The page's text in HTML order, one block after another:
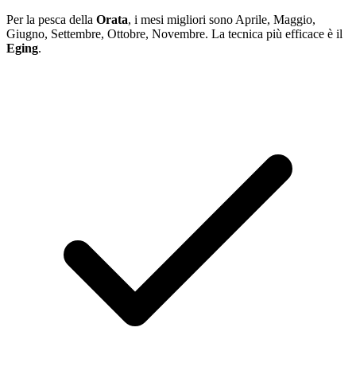
Per la pesca della Orata, i mesi migliori sono Aprile, Maggio,
Giugno, Settembre, Ottobre, Novembre. La tecnica più efficace è il
Eging.